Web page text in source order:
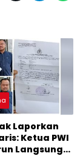
Laporkan
Ketua PWI
Langsung